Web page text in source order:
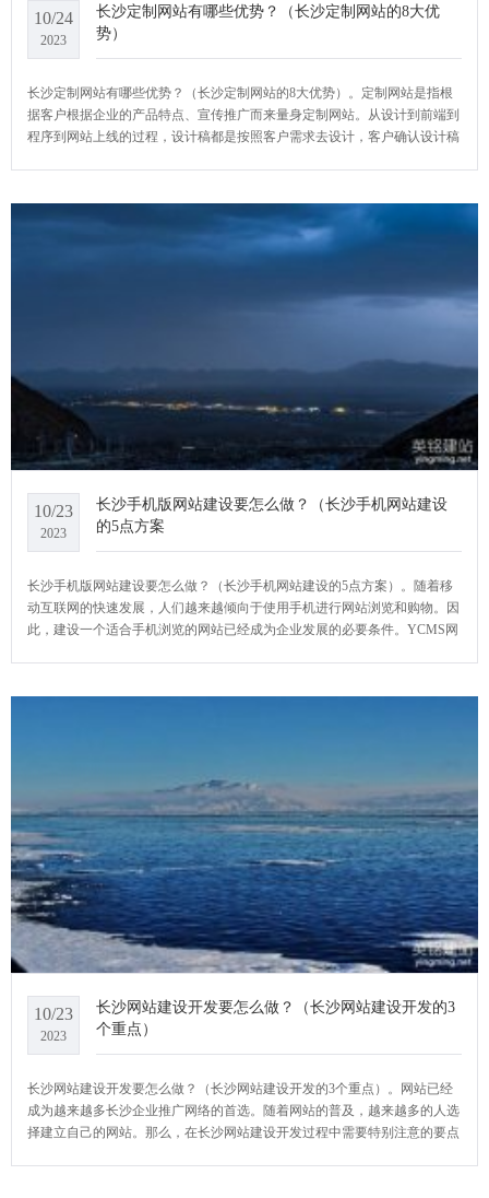
10/24
2023
长沙定制网站有哪些优势？（长沙定制网站的8大优
势）
长沙定制网站有哪些优势？（长沙定制网站的8大优势）。定制网站是指根
据客户根据企业的产品特点、宣传推广而来量身定制网站。从设计到前端到
程序到网站上线的过程，设计稿都是按照客户需求去设计，客户确认设计稿
下长沙定制
10/23
2023
长沙手机版网站建设要怎么做？（长沙手机网站建设
的5点方案
长沙手机版网站建设要怎么做？（长沙手机网站建设的5点方案）。随着移
动互联网的快速发展，人们越来越倾向于使用手机进行网站浏览和购物。因
此，建设一个适合手机浏览的网站已经成为企业发展的必要条件。YCMS网
10/23
2023
长沙网站建设开发要怎么做？（长沙网站建设开发的3
个重点）
长沙网站建设开发要怎么做？（长沙网站建设开发的3个重点）。网站已经
成为越来越多长沙企业推广网络的首选。随着网站的普及，越来越多的人选
择建立自己的网站。那么，在长沙网站建设开发过程中需要特别注意的要点